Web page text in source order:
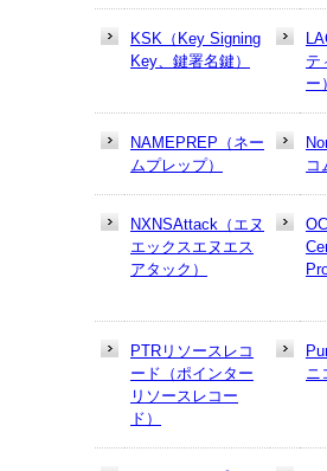
KSK（Key Signing
Key、鍵署名鍵）
テ
ー
NAMEPREP（ネー
ムプレップ）
コ
NXNSAttack（エヌ
エックスエヌエス
アタック）
PTRリソースレコ
ード（ポインター
リソースレコー
ド）
ニ